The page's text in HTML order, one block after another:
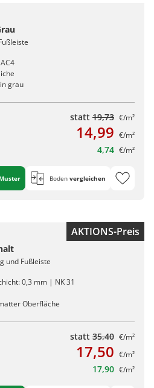
grau
statt 19,73 €/m²
14,99 €/m²
4,74 €/m²
Muster Boden vergleichen
AKTIONS-Preis
und Fußleiste
0,3 mm | NK 31
Oberfläche
statt 35,40 €/m²
17,50 €/m²
17,90 €/m²